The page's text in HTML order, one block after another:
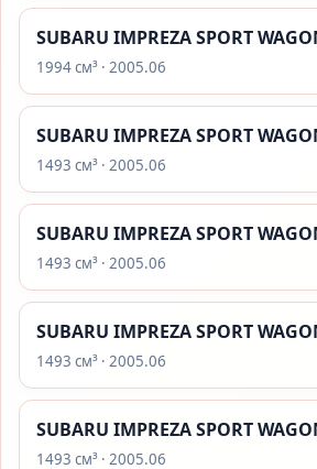
SUBARU IMPREZA SPORT
1994 см³ · 2005.06
SUBARU IMPREZA SPORT
1493 см³ · 2005.06
SUBARU IMPREZA SPORT
1493 см³ · 2005.06
SUBARU IMPREZA SPORT
1493 см³ · 2005.06
SUBARU IMPREZA SPORT
1493 см³ · 2005.06